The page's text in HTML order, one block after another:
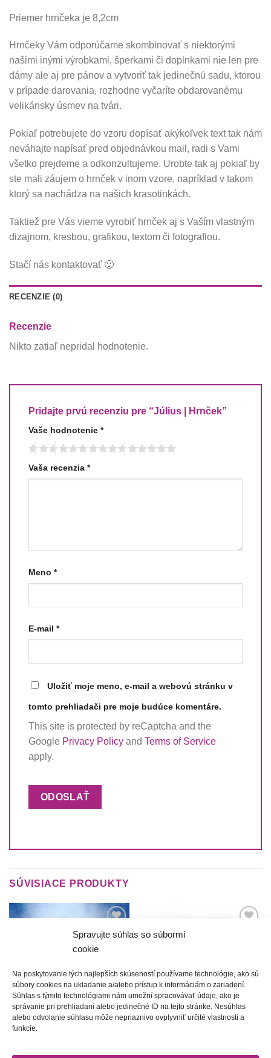
Spravujte súhlas so súbormi
cookie
Na poskytovanie tých najlepších skúseností používame technológie, ako sú
súbory cookies na ukladanie a/alebo prístup k informáciám o zariadení.
Súhlas s týmito technológiami nám umožní spracovávať údaje, ako je
správanie pri prehliadaní alebo jedinečné ID na tejto stránke. Nesúhlas
alebo odvolanie súhlasu môže nepriaznivo ovplyvniť určité vlastnosti a
funkcie.
Priemer hrnčeka je 8,2cm
Hrnčeky Vám odporúčame skombinovať s niektorými
našimi inými výrobkami, šperkami či doplnkami nie len pre
dámy ale aj pre pánov a vytvoriť tak jedinečnú sadu, ktorou
v prípade darovania, rozhodne vyčaríte obdarovanému
velikánsky úsmev na tvári.
Pokiaľ potrebujete do vzoru dopísať akýkoľvek text tak nám
neváhajte napísať pred objednávkou mail, radi s Vami
všetko prejdeme a odkonzultujeme. Urobte tak aj pokiaľ by
ste mali záujem o hrnček v inom vzore, napríklad v takom
ktorý sa nachádza na našich krasotinkách.
Taktiež pre Vás vieme vyrobiť hrnček aj s Vaším vlastným
dizajnom, kresbou, grafikou, textom či fotografiou.
Stačí nás kontaktovať 🙂
RECENZIE (0)
Recenzie
Nikto zatiaľ nepridal hodnotenie.
Pridajte prvú recenziu pre “Július | Hrnček”
Vaše hodnotenie *
Vaša recenzia *
Meno *
E-mail *
Uložiť moje meno, e-mail a webovú stránku v
tomto prehliadači pre moje budúce komentáre.
This site is protected by reCaptcha and the
Google Privacy Policy and Terms of Service
apply.
SÚVISIACE PRODUKTY
Túto
si prosím